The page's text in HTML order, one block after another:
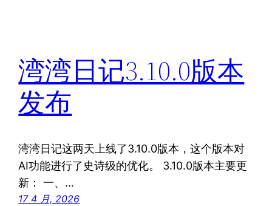
湾湾日记3.10.0版本
发布
湾湾日记这两天上线了3.10.0版本，这个版本对
AI功能进行了史诗级的优化。 3.10.0版本主要更
新： 一、…
17 4 月, 2026